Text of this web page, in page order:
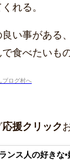
れる。
良い事がある
食べたいも
応援クリック
ンス人の好きな